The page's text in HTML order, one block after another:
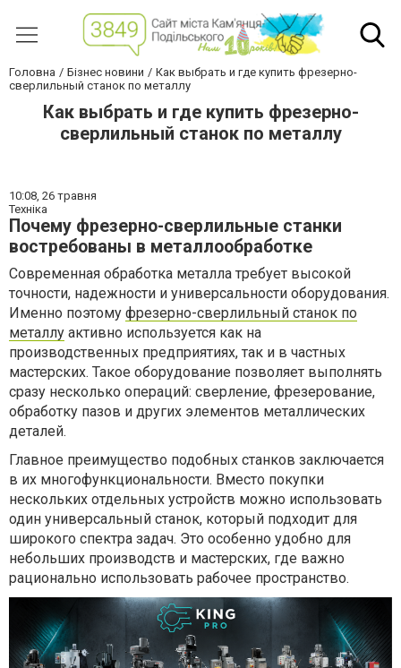
Головна Бізнес новини
Как выбрать и где купить фрезерно-
сверлильный станок по металлу
Как выбрать и где купить фрезерно-
сверлильный станок по металлу
10:08, 26 травня
Техніка
Почему фрезерно-сверлильные станки
востребованы в металлообработке
Современная обработка металла требует высокой
точности, надежности и универсальности оборудования.
Именно поэтому фрезерно-сверлильный станок по
металлу активно используется как на
производственных предприятиях, так и в частных
мастерских. Такое оборудование позволяет выполнять
сразу несколько операций: сверление, фрезерование,
обработку пазов и других элементов металлических
деталей.
Главное преимущество подобных станков заключается
в их многофункциональности. Вместо покупки
нескольких отдельных устройств можно использовать
один универсальный станок, который подходит для
широкого спектра задач. Это особенно удобно для
небольших производств и мастерских, где важно
рационально использовать рабочее пространство.